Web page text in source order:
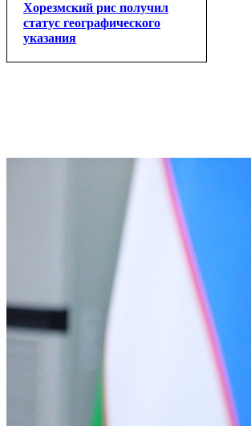
Хорезмский рис получил
статус географического
указания